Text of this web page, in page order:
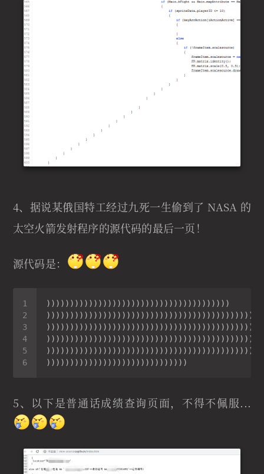
4、据说某俄国特工经过九死一生偷到了 NASA 的
太空火箭发射程序的源代码的最后一页！
源代码是：
5、以下是普通话成绩查询页面，不得不佩服...